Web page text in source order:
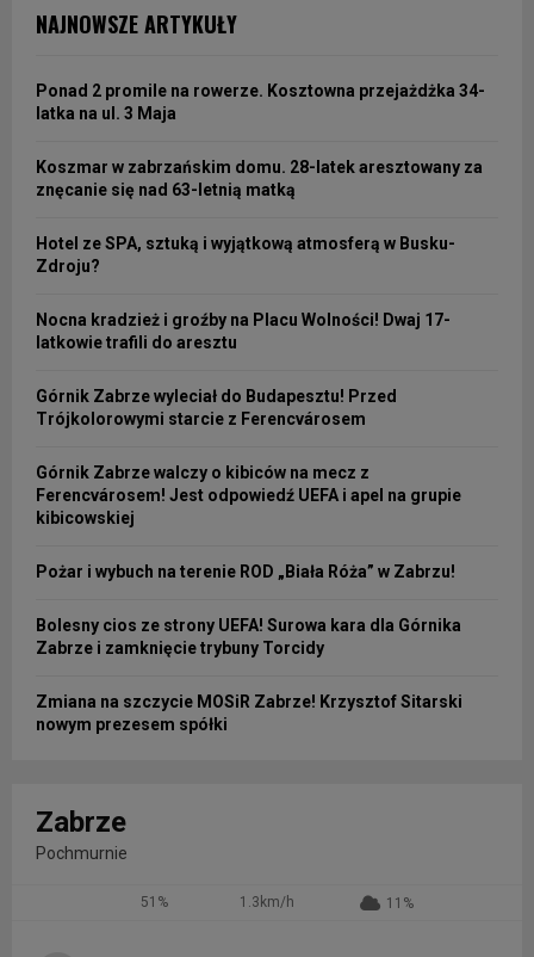
NAJNOWSZE ARTYKUŁY
Ponad 2 promile na rowerze. Kosztowna przejażdżka 34-
latka na ul. 3 Maja
Koszmar w zabrzańskim domu. 28-latek aresztowany za
znęcanie się nad 63-letnią matką
Hotel ze SPA, sztuką i wyjątkową atmosferą w Busku-
Zdroju?
Nocna kradzież i groźby na Placu Wolności! Dwaj 17-
latkowie trafili do aresztu
Górnik Zabrze wyleciał do Budapesztu! Przed
Trójkolorowymi starcie z Ferencvárosem
Górnik Zabrze walczy o kibiców na mecz z
Ferencvárosem! Jest odpowiedź UEFA i apel na grupie
kibicowskiej
Pożar i wybuch na terenie ROD „Biała Róża” w Zabrzu!
Bolesny cios ze strony UEFA! Surowa kara dla Górnika
Zabrze i zamknięcie trybuny Torcidy
Zmiana na szczycie MOSiR Zabrze! Krzysztof Sitarski
nowym prezesem spółki
Zabrze
Pochmurnie
51% 1.3km/h 11%